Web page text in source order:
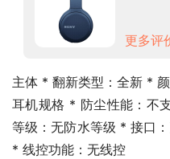
更多评
主体 * 翻新类型：全新 *
耳机规格 * 防尘性能：不
等级：无防水等级 * 接口
* 线控功能：无线控